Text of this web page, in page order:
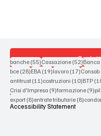
Terms & Conditions
Privacy Policy
Accessibility Statement
banche (55)55 post
Cassazione (52)52 post
bce (28)28 post
EBA (19)19 post
lavoro (17)17 post
Consob
antitrust (11)11 post
costruzioni (10)10 post
BTP
Crisi d'Impresa (9)9 post
formazione (9)9pil
export (8)8 post
entrate tributarie (8)8 post